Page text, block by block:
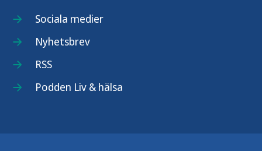
Sociala medier
Nyhetsbrev
RSS
Podden Liv & hälsa